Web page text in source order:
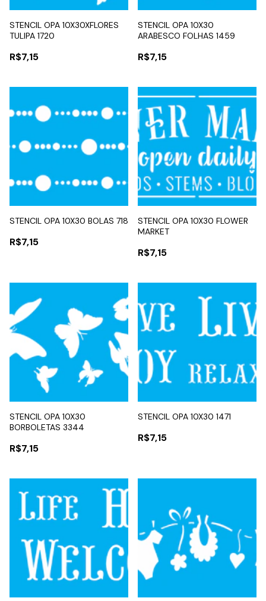
STENCIL OPA 10X30XFLORES
TULIPA 1720
R$7,15
STENCIL OPA 10X30
ARABESCO FOLHAS 1459
R$7,15
STENCIL OPA 10X30 BOLAS 718
R$7,15
STENCIL OPA 10X30 FLOWER
MARKET
R$7,15
STENCIL OPA 10X30
BORBOLETAS 3344
R$7,15
STENCIL OPA 10X30 1471
R$7,15